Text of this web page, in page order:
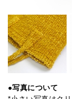
●写真について